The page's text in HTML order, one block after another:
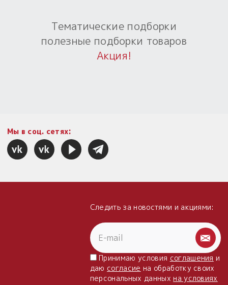
Узнать
Товары недели
на заказ от 4 тыс. руб. со скидкой
к заказу от 3 тыс. руб.
Тематические подборки
полезные подборки товаров
Акция!
Мы в соц. сетях:
Следить за новостями и акциями:
Принимаю условия соглашения и
даю согласие на обработку своих
персональных данныхна условиях